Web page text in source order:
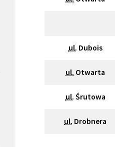
ul. Dubois
ul. Otwarta
ul. Śrutowa
ul. Drobnera